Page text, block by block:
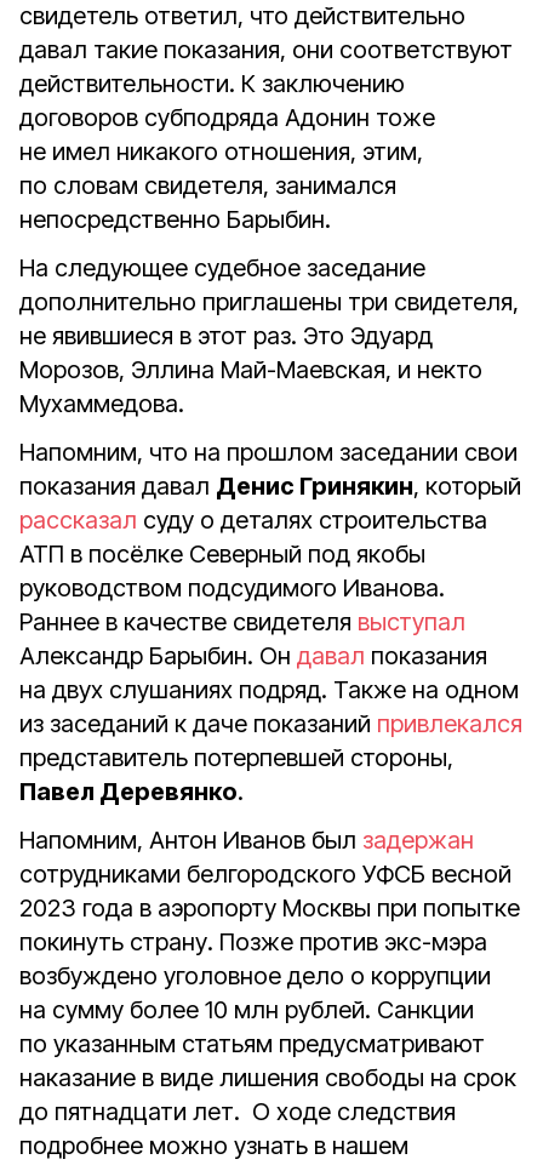
свидетель ответил, что действительно
давал такие показания, они соответствуют
действительности. К заключению
договоров субподряда Адонин тоже
не имел никакого отношения, этим,
по словам свидетеля, занимался
непосредственно Барыбин.
На следующее судебное заседание
дополнительно приглашены три свидетеля,
не явившиеся в этот раз. Это Эдуард
Морозов, Эллина Май-Маевская, и некто
Мухаммедова.
Напомним, что на прошлом заседании свои
показания давал Денис Гринякин, который
рассказал суду о деталях строительства
АТП в посёлке Северный под якобы
руководством подсудимого Иванова.
Раннее в качестве свидетеля выступал
Александр Барыбин. Он давал показания
на двух слушаниях подряд. Также на одном
из заседаний к даче показаний привлекался
представитель потерпевшей стороны,
Павел Деревянко.
Напомним, Антон Иванов был задержан
сотрудниками белгородского УФСБ весной
2023 года в аэропорту Москвы при попытке
покинуть страну. Позже против экс-мэра
возбуждено уголовное дело о коррупции
на сумму более 10 млн рублей. Санкции
по указанным статьям предусматривают
наказание в виде лишения свободы на срок
до пятнадцати лет. О ходе следствия
подробнее можно узнать в нашем